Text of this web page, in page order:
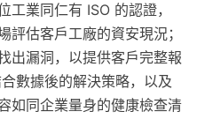
業同仁有 ISO 的認證，
評估客戶工廠的資安現況；
出漏洞，以提供客戶完整報
數據後的解決策略，以及
如同企業量身的健康檢查清